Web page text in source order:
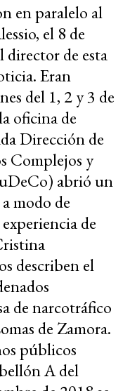
en paralelo al
el 8 de
director de esta
Eran
del 1, 2 y 3 de
oficina de
Dirección de
Complejos y
abrió un
modo de
de
describen el
de narcotráfico
de Zamora.
públicos
A del